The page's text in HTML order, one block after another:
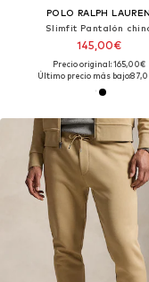
POLO RALPH LAUREN
Slimfit Pantalón
145,00€
Precio original: 165,00€
Último precio más bajo: